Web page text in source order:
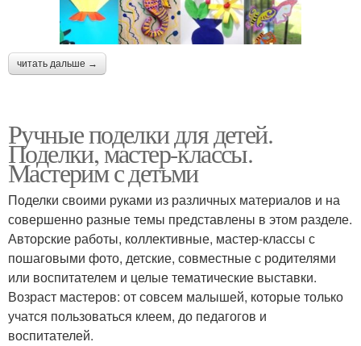
читать дальше →
Ручные поделки для детей.
Поделки, мастер-классы.
Мастерим с детьми
Поделки своими руками из различных материалов и на
совершенно разные темы представлены в этом разделе.
Авторские работы, коллективные, мастер-классы с
пошаговыми фото, детские, совместные с родителями
или воспитателем и целые тематические выставки.
Возраст мастеров: от совсем малышей, которые только
учатся пользоваться клеем, до педагогов и
воспитателей.